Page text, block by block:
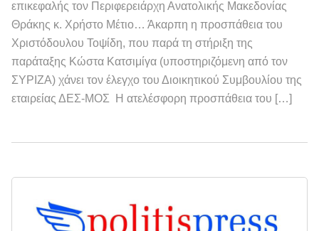
επικεφαλής τον Περιφερειάρχη Ανατολικής Μακεδονίας
Θράκης κ. Χρήστο Μέτιο… Άκαρπη η προσπάθεια του
Χριστόδουλου Τοψίδη, που παρά τη στήριξη της
παράταξης Κώστα Κατσιμίγα (υποστηριζόμενη από τον
ΣΥΡΙΖΑ) χάνει τον έλεγχο του Διοικητικού Συμβουλίου της
εταιρείας ΔΕΣ-ΜΟΣ Η ατελέσφορη προσπάθεια του […]